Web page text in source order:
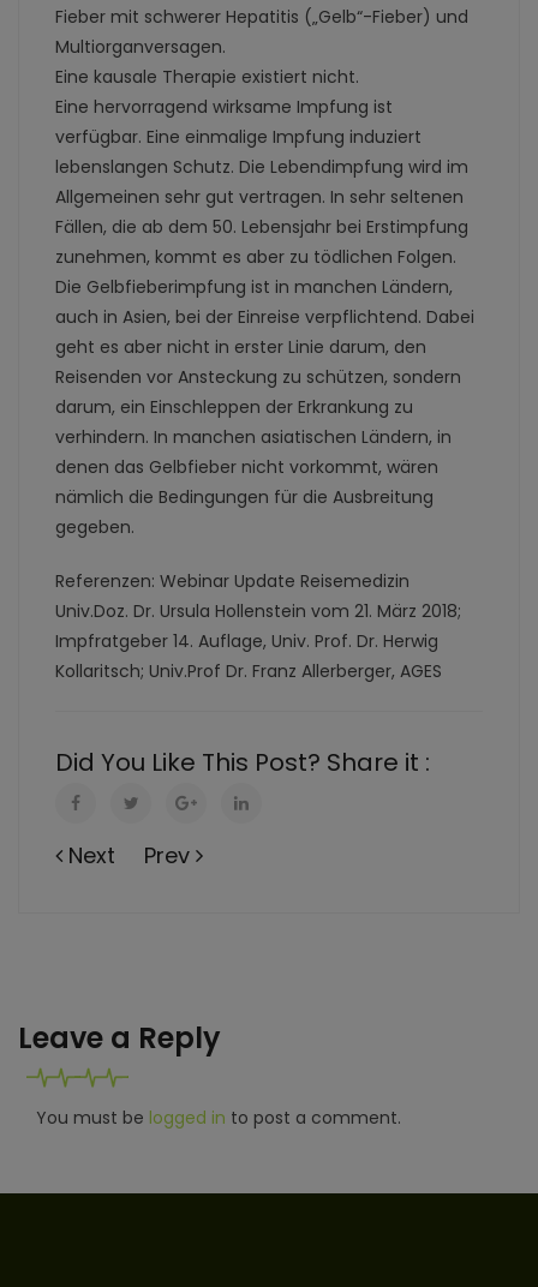
Fieber mit schwerer Hepatitis („Gelb“-Fieber) und
Multiorganversagen.
Eine kausale Therapie existiert nicht.
Eine hervorragend wirksame Impfung ist
verfügbar. Eine einmalige Impfung induziert
lebenslangen Schutz. Die Lebendimpfung wird im
Allgemeinen sehr gut vertragen. In sehr seltenen
Fällen, die ab dem 50. Lebensjahr bei Erstimpfung
zunehmen, kommt es aber zu tödlichen Folgen.
Die Gelbfieberimpfung ist in manchen Ländern,
auch in Asien, bei der Einreise verpflichtend. Dabei
geht es aber nicht in erster Linie darum, den
Reisenden vor Ansteckung zu schützen, sondern
darum, ein Einschleppen der Erkrankung zu
verhindern. In manchen asiatischen Ländern, in
denen das Gelbfieber nicht vorkommt, wären
nämlich die Bedingungen für die Ausbreitung
gegeben.
Referenzen: Webinar Update Reisemedizin
Univ.Doz. Dr. Ursula Hollenstein vom 21. März 2018;
Impfratgeber 14. Auflage, Univ. Prof. Dr. Herwig
Kollaritsch; Univ.Prof Dr. Franz Allerberger, AGES
Did You Like This Post? Share it :
Next Prev
Leave a Reply
You must be logged in to post a comment.